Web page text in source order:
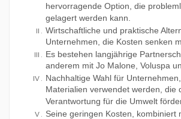
hervorragende Option, die
gelagert werden kann.
Wirtschaftliche und praktische
Unternehmen, die Kosten senken
Es bestehen langjährige
anderem mit Jo Malone, Voluspa
Nachhaltige Wahl für
Materialien verwendet werden, die
Verantwortung für die Umwelt
Seine geringen Kosten, kombiniert